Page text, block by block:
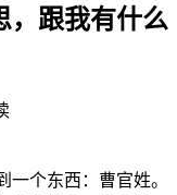
，跟我有什么
个东西：曹官姓。